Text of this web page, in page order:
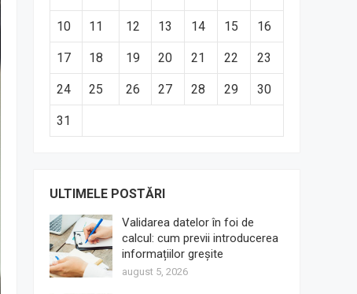
10 11 12 13 14 15 16
17 18 19 20 21 22 23
24 25 26 27 28 29 30
31
ULTIMELE POSTĂRI
Validarea datelor în foi de
calcul: cum previi introducerea
informațiilor greșite
august 5, 2026